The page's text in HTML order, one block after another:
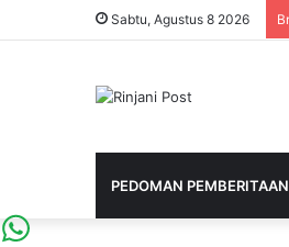
Sabtu, Agustus 8 2026
PEDOMAN